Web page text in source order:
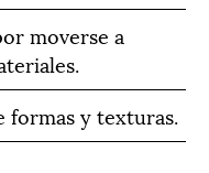
moverse a
formas y texturas.